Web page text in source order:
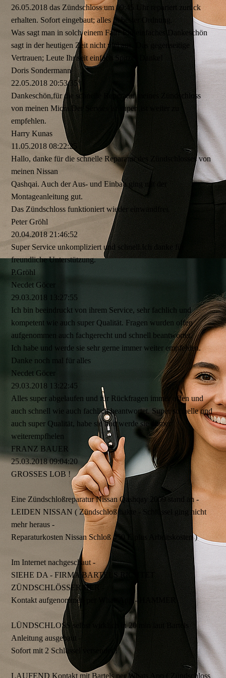
26.05.2018 das Zündschloss um 09:45 Uhr repariert zurück
erhalten. Sofort eingebaut; alles in bester Ordnung.
Was sagt man in solch einem Fall? Ein einfaches Dankeschön
sagt in der heutigen Zeit nicht viel aus. Das gegenseitige
Vertrauen; Leute Ihr seit einfach Spitze! Danke!
Doris Sondermann
22.05.2018 20:53:35
Dankeschön,für die schnelle Reperatur meines Zündschloss
von meinen Micra.Der Servies ist super ,ist weiter zu
empfehlen.
Harry Kunas
11.05.2018 08:22:25
Hallo, danke für die schnelle Reparatur des Zündschlosses von
meinen Nissan
Qashqai. Auch der Aus- und Einbau ging mit der
Montageanleitung gut.
Das Zündschloss funktioniert wieder einwandfrei.
Peter Gröhl
20.04.2018 21:46:52
Super Service unkompliziert und schnell.Ich danke für
freundliche Unterstützung.
P.Gröhl
Necdet Göcer
29.03.2018
13:27:55
Ich bin beeindruckt von ihrem Service, sehr fachlich und
kompetent wie auch super Qualität. Fragen wurden offen
aufgenommen auch fachgerecht und schnell beantwortet.
Ich habe und werde sie sehr gerne immer weiter empfehlen.
Danke noch mal für alles
Necdet Göcer
29.03.2018 13:22:45
Alles super abgelaufen und für Rückfragen immer offen und
auch schnell wie auch fachlich beantwortet. Super schnelle und
auch super Qualität, habe sie und werde sie immer
weiterempfhelen
FRANZ BAUER
25.03.2018 09:04:20
GROSSES LOB !
Eine Zündschloßreparatur Nissan Qashqay 2009 stand an -
LEIDEN NISSAN ( Zündschloß hakte - Schlüssel ging nicht
mehr heraus -
Reparaturkosten Nissan Schloß 450 E plus Arbeitskosten )
Im Internet nachgeschaut -
SIEHE DA - FIRMA BARTELS RICHTET
ZÜNDSCHLÖSSER HER -
Kontakt aufgenommen per WhatsApp - HAMMER
LÜNDSCHLOSS selbst wirklich in 20 min laut Bartels
Anleitung ausgebaut -
Sofort mit 2 Schlüssel versendet !
LAUFEND Kontakt mit Bartels per Whats App ( Zündschloss